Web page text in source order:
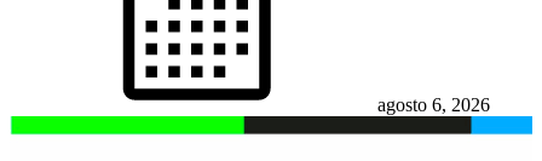
agosto 6, 2026